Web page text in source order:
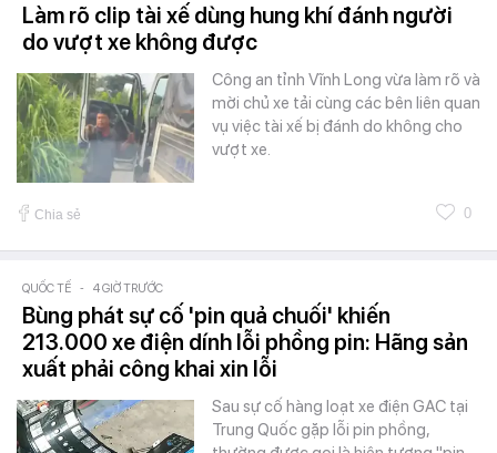
Làm rõ clip tài xế dùng hung khí đánh người
do vượt xe không được
Công an tỉnh Vĩnh Long vừa làm rõ và
mời chủ xe tải cùng các bên liên quan
vụ việc tài xế bị đánh do không cho
vượt xe.
Chia sẻ 0
QUỐC TẾ - 4 GIỜ TRƯỚC
Bùng phát sự cố 'pin quả chuối' khiến
213.000 xe điện dính lỗi phồng pin: Hãng sản
xuất phải công khai xin lỗi
Sau sự cố hàng loạt xe điện GAC tại
Trung Quốc gặp lỗi pin phồng,